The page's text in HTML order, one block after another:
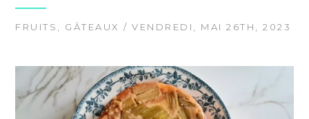
FRUITS GÂTEAUX / VENDREDI, MAI 26TH, 2023